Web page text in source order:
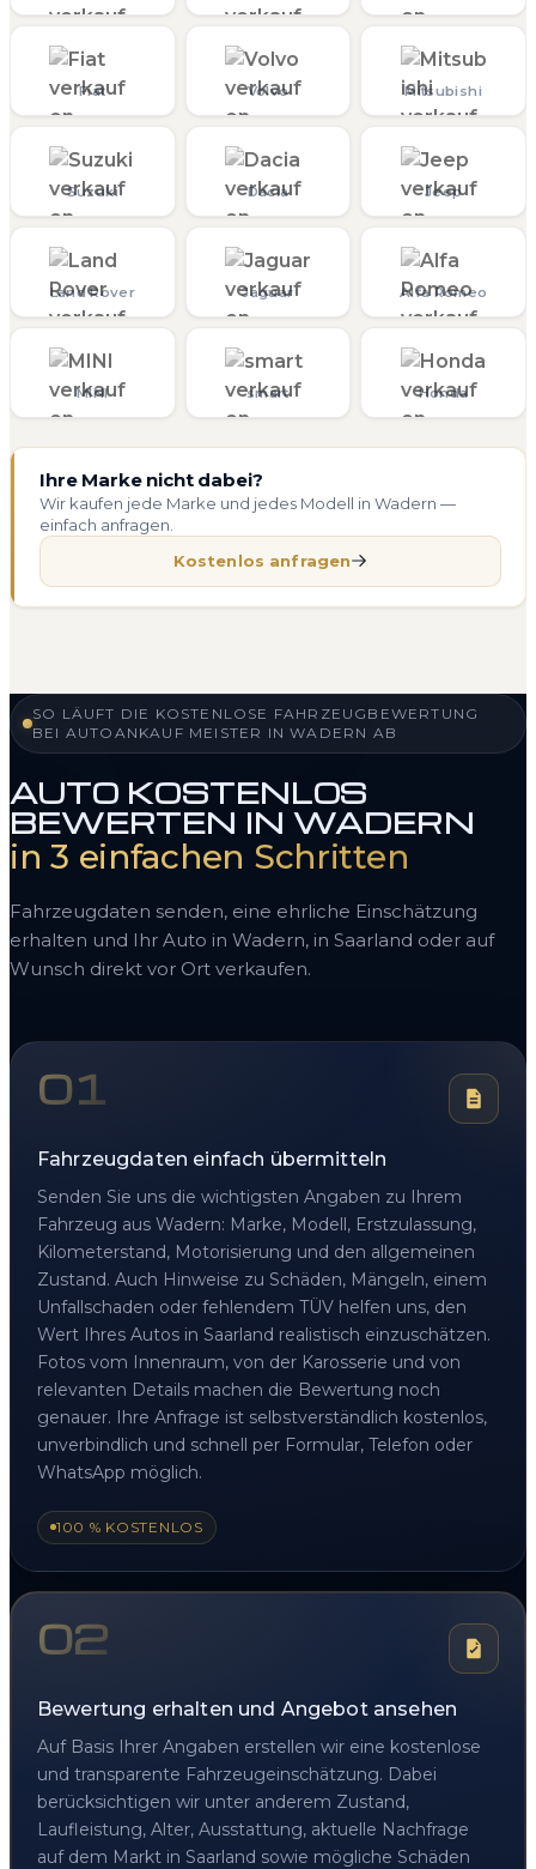
Fiat Volvo Mitsubishi
Suzuki Dacia Jeep
Land Rover Jaguar Alfa Romeo
MINI smart Honda
Ihre Marke nicht dabei?
Wir kaufen jede Marke und jedes Modell in Wadern —
einfach anfragen.
Kostenlos anfragen
SO LÄUFT DIE KOSTENLOSE FAHRZEUGBEWERTUNG
BEI AUTOANKAUF MEISTER IN WADERN AB
AUTO KOSTENLOS
BEWERTEN IN WADERN
in 3 einfachen Schritten
Fahrzeugdaten senden, eine ehrliche Einschätzung
erhalten und Ihr Auto in Wadern, in Saarland oder auf
Wunsch direkt vor Ort verkaufen.
01
Fahrzeugdaten einfach übermitteln
Senden Sie uns die wichtigsten Angaben zu Ihrem
Fahrzeug aus Wadern: Marke, Modell, Erstzulassung,
Kilometerstand, Motorisierung und den allgemeinen
Zustand. Auch Hinweise zu Schäden, Mängeln, einem
Unfallschaden oder fehlendem TÜV helfen uns, den
Wert Ihres Autos in Saarland realistisch einzuschätzen.
Fotos vom Innenraum, von der Karosserie und von
relevanten Details machen die Bewertung noch
genauer. Ihre Anfrage ist selbstverständlich kostenlos,
unverbindlich und schnell per Formular, Telefon oder
WhatsApp möglich.
100 % KOSTENLOS
02
Bewertung erhalten und Angebot ansehen
Auf Basis Ihrer Angaben erstellen wir eine kostenlose
und transparente Fahrzeugeinschätzung. Dabei
berücksichtigen wir unter anderem Zustand,
Laufleistung, Alter, Ausstattung, aktuelle Nachfrage
auf dem Markt in Saarland sowie mögliche Schäden